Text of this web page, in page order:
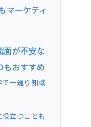
マーケティ
面が不安な
もおすすめ
一通り知識
立つことも